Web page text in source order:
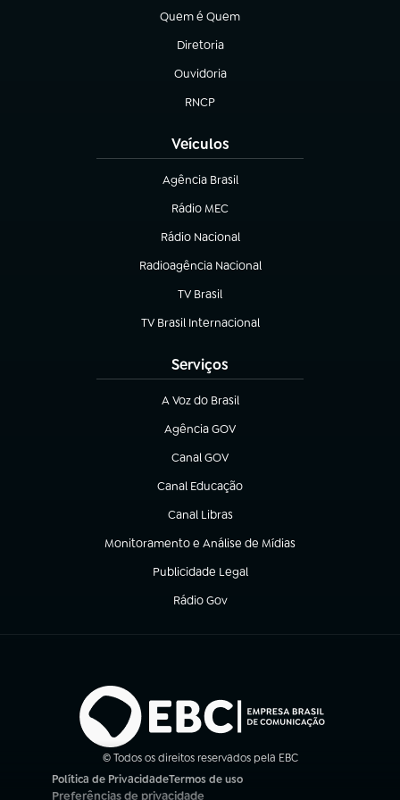
Quem é Quem
(abre em nova aba)
Diretoria
(abre em nova aba)
Ouvidoria
(abre em nova aba)
RNCP
(abre em nova aba)
Veículos
Agência Brasil
(abre em nova aba)
Rádio MEC
Rádio Nacional
(abre em nova aba)
Radioagência Nacional
(abre em nova aba)
TV Brasil
(abre em nova aba)
TV Brasil Internacional
(abre em nova aba)
Serviços
A Voz do Brasil
(abre em nova aba)
Agência GOV
(abre em nova aba)
Canal GOV
(abre em nova aba)
Canal Educação
(abre em nova aba)
Canal Libras
(abre em nova aba)
Monitoramento e Análise de Mídias
(abre em nova aba)
Publicidade Legal
(abre em nova aba)
Rádio Gov
(abre em nova aba)
© Todos os direitos reservados pela EBC
Política de Privacidade
(abre em nova aba)
Termos de uso
(abre em nova aba)
Preferências de privacidade